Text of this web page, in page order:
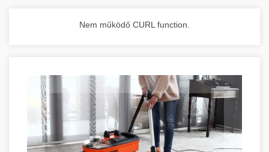
Nem működő CURL function.